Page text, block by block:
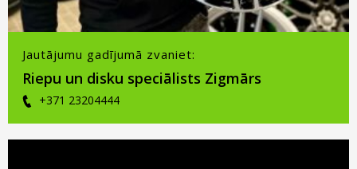
Jautājumu gadījumā zvaniet:
Riepu un disku speciālists Zigmārs
+371 23204444